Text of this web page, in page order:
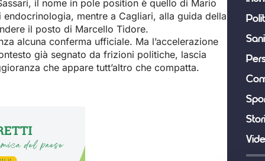
il nome in pole position è quello di Mario
endocrinologia, mentre a Cagliari, alla guida della
il posto di Marcello Tidore.
alcuna conferma ufficiale. Ma l’accelerazione
già segnato da frizioni politiche, lascia
che appare tutt’altro che compatta.